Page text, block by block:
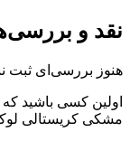
نقد و
هنوز بررسی‌ای ثبت
اولین کسی باشید
مشکی کریستالی لوکس(6